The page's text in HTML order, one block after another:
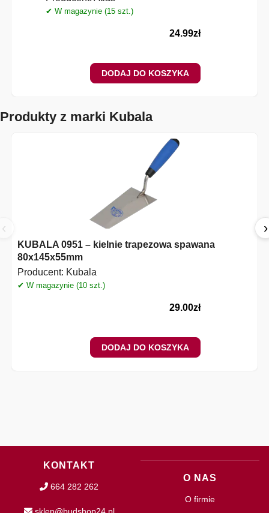
✔ W magazynie (15 szt.)
24.99zł
DODAJ DO KOSZYKA
Produkty z marki Kubala
‹
KUBALA 0951 – kielnie trapezowa spawana
80x145x55mm
Producent: Kubala
✔ W magazynie (10 szt.)
29.00zł
DODAJ DO KOSZYKA
›
KONTAKT
664 282 262
O NAS
O firmie